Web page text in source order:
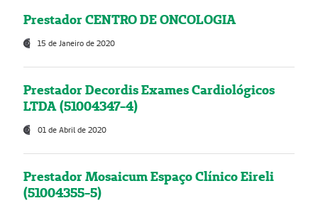
Prestador CENTRO DE ONCOLOGIA
15 de Janeiro de 2020
Prestador Decordis Exames Cardiológicos
LTDA (51004347-4)
01 de Abril de 2020
Prestador Mosaicum Espaço Clínico Eireli
(51004355-5)